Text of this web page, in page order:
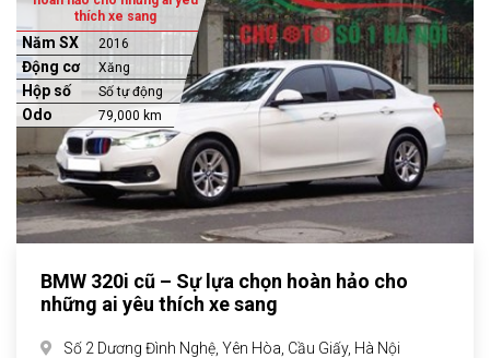
thích xe sang
Năm SX 2016
Động cơ Xăng
Hộp số Số tự động
Odo 79,000 km
BMW 320i cũ – Sự lựa chọn hoàn hảo cho
những ai yêu thích xe sang
Số 2 Dương Đình Nghệ, Yên Hòa, Cầu Giấy, Hà Nội